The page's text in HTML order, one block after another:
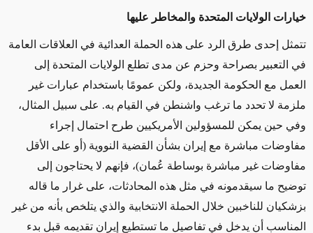
خيارات الولايات المتحدة والمخاطر عليها
تتمثل إحدى طرق الرد على هذه الحملة العدائية في العلاقات العامة
في التعبير بصراحة وحزم عن مدى تطلع الولايات المتحدة إلى
العمل مع الحكومة الجديدة، ولكن عمومًا باستخدام عبارات غير
ملزمة لا تحدد ما ترغب واشنطن في القيام به. على سبيل المثال،
وفي حين يمكن للمسؤولين الأمريكيين طرح احتمال إجراء
مفاوضات مباشرة مع إيران بشأن القضية النووية (أو على الأقل
مفاوضات غير مباشرة بوساطة عُمان)، فإنهم لا يحتاجون إلى
توضيح ما سيقدمونه في مثل هذه المحادثات، على غرار ما قاله
بزشكيان للناخبين خلال الحملة الانتخابية والذي يتلخص بأنه من غير
المناسب أن يدخل في تفاصيل ما تستطيع إيران تقديمه قبل بدء